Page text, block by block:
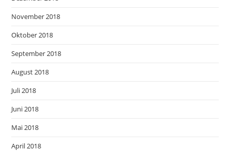
November 2018
Oktober 2018
September 2018
August 2018
Juli 2018
Juni 2018
Mai 2018
April 2018